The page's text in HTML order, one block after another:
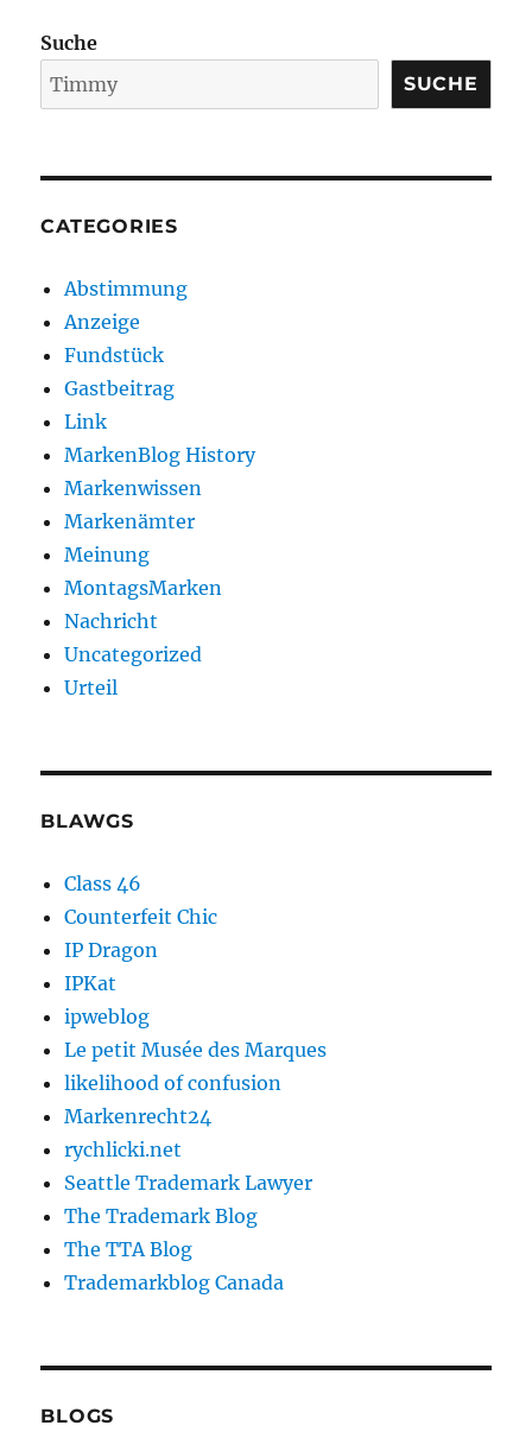
Suche
SUCHE
CATEGORIES
Abstimmung
Anzeige
Fundstück
Gastbeitrag
Link
MarkenBlog History
Markenwissen
Markenämter
Meinung
MontagsMarken
Nachricht
Uncategorized
Urteil
BLAWGS
Class 46
Counterfeit Chic
IP Dragon
IPKat
ipweblog
Le petit Musée des Marques
likelihood of confusion
Markenrecht24
rychlicki.net
Seattle Trademark Lawyer
The Trademark Blog
The TTA Blog
Trademarkblog Canada
BLOGS